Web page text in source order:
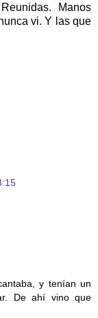
Manos
vi. Y las que
y tenían un
De ahí vino que